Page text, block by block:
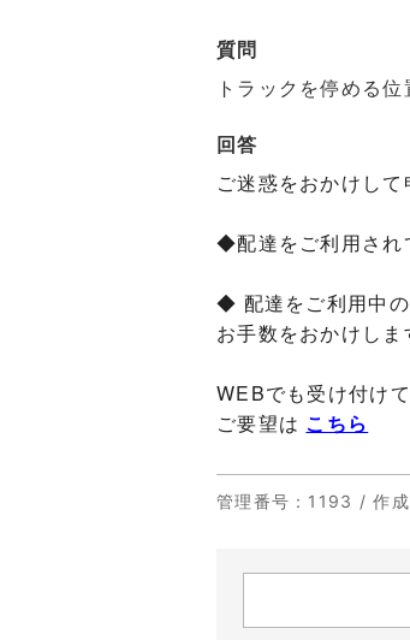
質問
トラックを停める
回答
ご迷惑をおかけして
◆配達をご利用され
◆ 配達をご利用中
お手数をおかけしま
WEBでも受け付けて
ご要望は こちら
管理番号 ：1193 /作